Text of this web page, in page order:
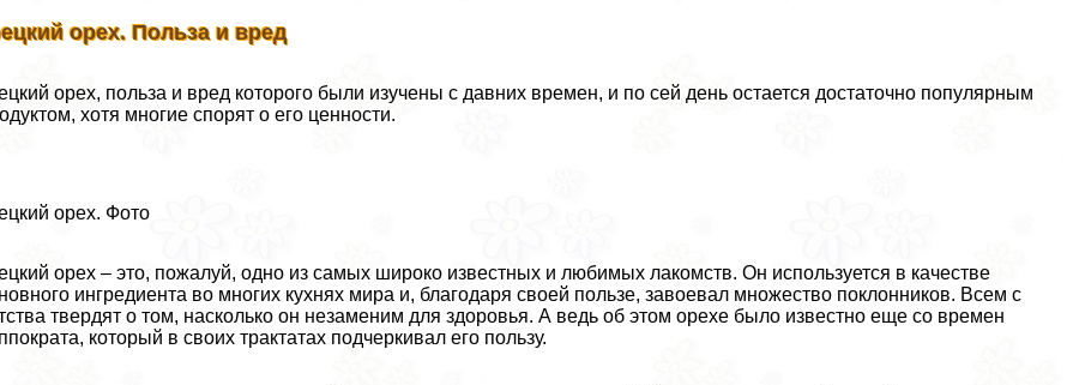
орех. Польза и вред
орех, польза и вред которого были изучены с давних времен, и по сей день остается достаточно популярным
хотя многие спорят о его ценности.
орех. Фото
орех – это, пожалуй, одно из самых широко известных и любимых лакомств. Он используется в качестве
ингредиента во многих кухнях мира и, благодаря своей пользе, завоевал множество поклонников. Всем с
твердят о том, насколько он незаменим для здоровья. А ведь об этом орехе было известно еще со времен
который в своих тpaктатах подчеркивал его пользу.